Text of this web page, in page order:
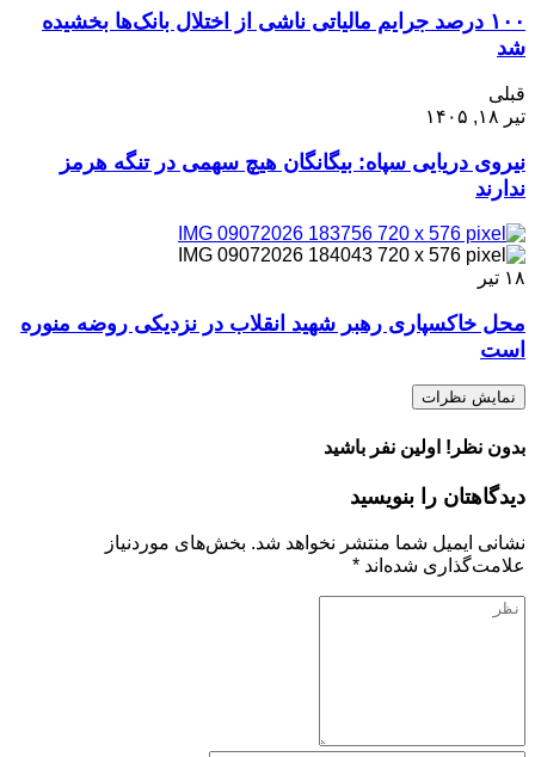
۱۰۰ درصد جرایم مالیاتی ناشی از اختلال بانک‌ها بخشیده
شد
قبلی
تیر ۱۸, ۱۴۰۵
نیروی دریایی سپاه: بیگانگان هیچ سهمی در تنگه هرمز
ندارند
۱۸ تیر
محل خاکسپاری رهبر شهید انقلاب در نزدیکی روضه منوره
است
نمایش نظرات
بدون نظر! اولین نفر باشید
دیدگاهتان را بنویسید
نشانی ایمیل شما منتشر نخواهد شد. بخش‌های موردنیاز
علامت‌گذاری شده‌اند *